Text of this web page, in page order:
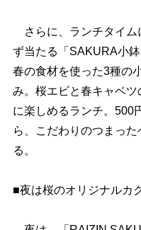
さらに、ランチタイム
ず当たる「SAKURA小
春の食材を使った3種の
み。桜エビと春キャベ
に楽しめるランチ。500
ら、こだわりのつまっ
る。
■夜は桜のオリジナルカ